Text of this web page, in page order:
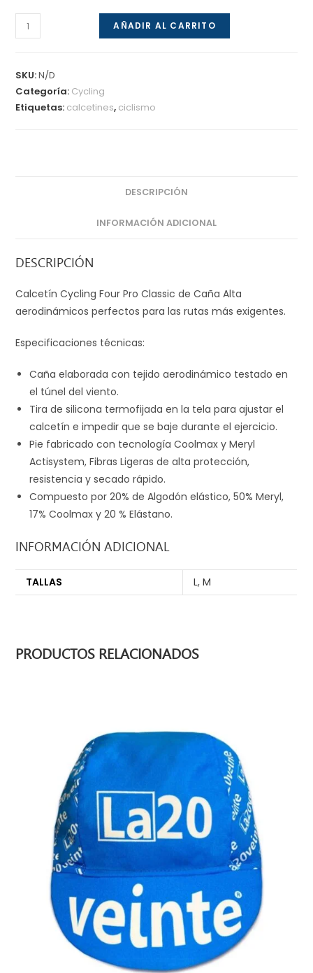
Calcetín
Cycling
Pro
Classic
cantidad
AÑADIR AL CARRITO
SKU:N/D
Categoría: Cycling
Etiquetas: calcetines, ciclismo
DESCRIPCIÓN
INFORMACIÓN ADICIONAL
DESCRIPCIÓN
Calcetín Cycling Four Pro Classic de Caña Alta
aerodinámicos perfectos para las rutas más exigentes.
Especificaciones técnicas:
Caña elaborada con tejido aerodinámico testado en
el túnel del viento.
Tira de silicona termofijada en la tela para ajustar el
calcetín e impedir que se baje durante el ejercicio.
Pie fabricado con tecnología Coolmax y Meryl
Actisystem, Fibras Ligeras de alta protección,
resistencia y secado rápido.
Compuesto por 20% de Algodón elástico, 50% Meryl,
17% Coolmax y 20 % Elástano.
INFORMACIÓN ADICIONAL
TALLAS L,M
PRODUCTOS RELACIONADOS